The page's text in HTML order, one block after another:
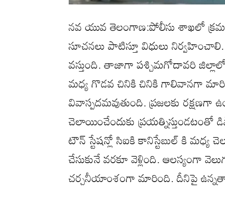
నవ యువ తెలంగాణ:పోలీసు శాఖలో
సూచనలు పాటిస్తూ విధులు
వస్తుంది. తాజాగా పశ్చిమగోదావరి
మధ్య గొడవ చినికి చినికి గాలివానగా
వివాస్పదమవుతుంది. ప్రజలకు రక్షణగా
చెలాయించేందుకు
టౌన్ స్టేషన్లో సిఐకి కానిస్టేబుల్ కి మధ్య
చేసుకునే వరకూ వెళ్లింది. ఆలస్యంగా
చర్చనీయాంశంగా మారింది. దీనిపై